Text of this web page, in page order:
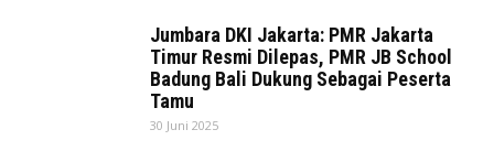
Jumbara DKI Jakarta: PMR Jakarta
Timur Resmi Dilepas, PMR JB School
Badung Bali Dukung Sebagai Peserta
Tamu
30 Juni 2025